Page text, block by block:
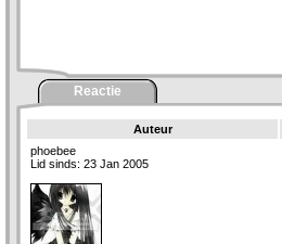
Reactie
Auteur
phoebee
Lid sinds: 23 Jan 2005